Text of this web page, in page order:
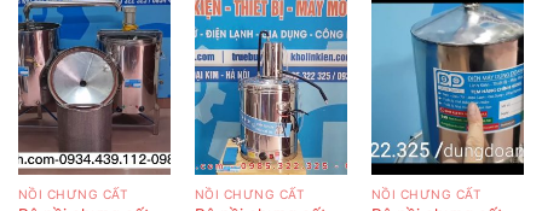
NỒI CHƯNG CẤT NỒI CHƯNG CẤT NỒI CHƯNG CẤT